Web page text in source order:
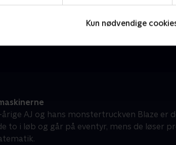
Kun nødvendige
AJ og hans monstertruckven Blaze er
to i løb og går på eventyr, mens de løser